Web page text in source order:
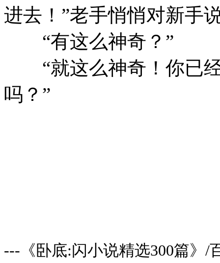
进去！”老手悄悄对新手
“有这么神奇？”
“就这么神奇！你已经
吗？”
---《卧底:闪小说精选300篇》/